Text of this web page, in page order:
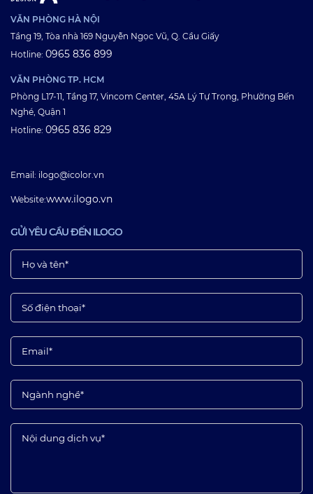
VĂN PHÒNG HÀ NỘI
Tầng 19, Tòa nhà 169 Nguyễn Ngọc Vũ, Q. Cầu Giấy
Hotline: 0965 836 899
VĂN PHÒNG TP. HCM
Phòng L17-11, Tầng 17, Vincom Center, 45A Lý Tự Trọng, Phường Bến
Nghé, Quận 1
Hotline: 0965 836 829
Email: ilogo@icolor.vn
Website:www.ilogo.vn
GỬI YÊU CẦU ĐẾN ILOGO